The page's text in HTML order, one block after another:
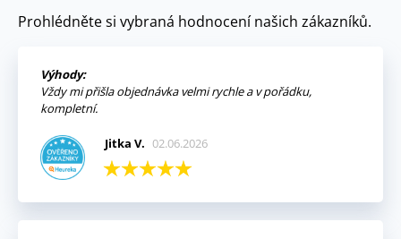
Prohlédněte si vybraná hodnocení našich zákazníků.
Výhody:
Vždy mi přišla objednávka velmi rychle a v pořádku,
kompletní.
Jitka V. 02.06.2026